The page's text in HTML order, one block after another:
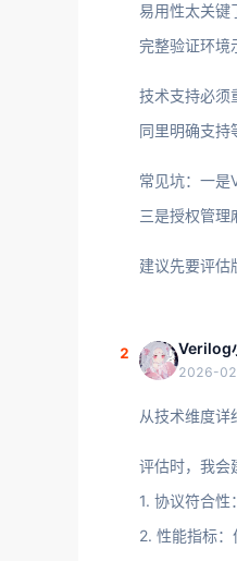
易用性太关键
完整验证环境
技术支持必须
同里明确支持
常见坑：一是
三是授权管理
建议先要评估
2 Verilog
2026-
从技术维度详
评估时，我会
1. 协议符合性
2. 性能指标：